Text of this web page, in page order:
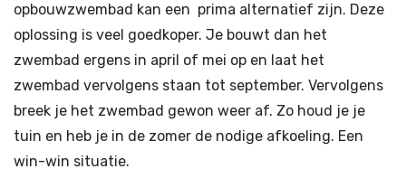
opbouwzwembad kan een prima alternatief zijn. Deze
oplossing is veel goedkoper. Je bouwt dan het
zwembad ergens in april of mei op en laat het
zwembad vervolgens staan tot september. Vervolgens
breek je het zwembad gewon weer af. Zo houd je je
tuin en heb je in de zomer de nodige afkoeling. Een
win-win situatie.